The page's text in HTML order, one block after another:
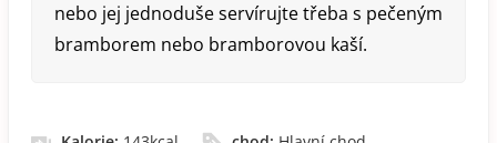
nebo jej jednoduše servírujte třeba s pečeným
bramborem nebo bramborovou kaší.